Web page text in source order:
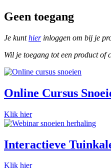
Geen toegang
Je kunthierinloggen om bij je
Wil je toegang tot een product of
Online Cursus
Klik hier
Interactieve
Klik hier